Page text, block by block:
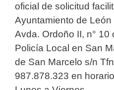
oficial de solicitud
Ayuntamiento de
Avda. Ordoño II, n° 10
Policía Local en San
de San Marcelo s/n
987.878.323 en